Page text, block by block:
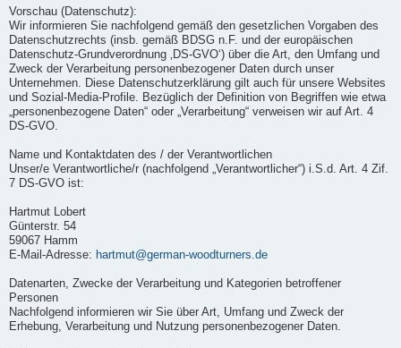
Vorschau (Datenschutz):
Wir informieren Sie nachfolgend gemäß den gesetzlichen Vorgaben des
Datenschutzrechts (insb. gemäß BDSG n.F. und der europäischen
Datenschutz-Grundverordnung ‚DS-GVO‘) über die Art, den Umfang und
Zweck der Verarbeitung personenbezogener Daten durch unser
Unternehmen. Diese Datenschutzerklärung gilt auch für unsere Websites
und Sozial-Media-Profile. Bezüglich der Definition von Begriffen wie etwa
„personenbezogene Daten“ oder „Verarbeitung“ verweisen wir auf Art. 4
DS-GVO.
Name und Kontaktdaten des / der Verantwortlichen
Unser/e Verantwortliche/r (nachfolgend „Verantwortlicher“) i.S.d. Art. 4 Zif.
7 DS-GVO ist:
Hartmut Lobert
Günterstr. 54
59067 Hamm
E-Mail-Adresse: hartmut@german-woodturners.de
Datenarten, Zwecke der Verarbeitung und Kategorien betroffener
Personen
Nachfolgend informieren wir Sie über Art, Umfang und Zweck der
Erhebung, Verarbeitung und Nutzung personenbezogener Daten.